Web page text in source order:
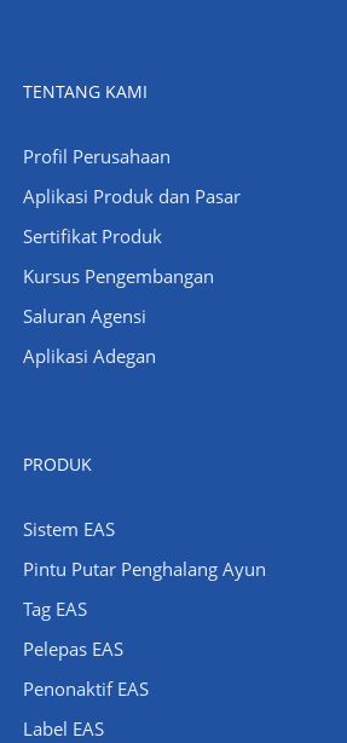
TENTANG KAMI
Profil Perusahaan
​Aplikasi Produk dan Pasar
Sertifikat Produk
Kursus Pengembangan
Saluran Agensi
Aplikasi Adegan
PRODUK
Sistem EAS
Pintu Putar Penghalang Ayun
Tag EAS
Pelepas EAS
Penonaktif EAS
Label EAS